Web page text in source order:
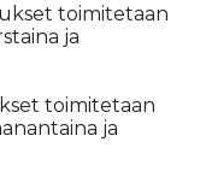
toimitetaan
ja
toimitetaan
ja